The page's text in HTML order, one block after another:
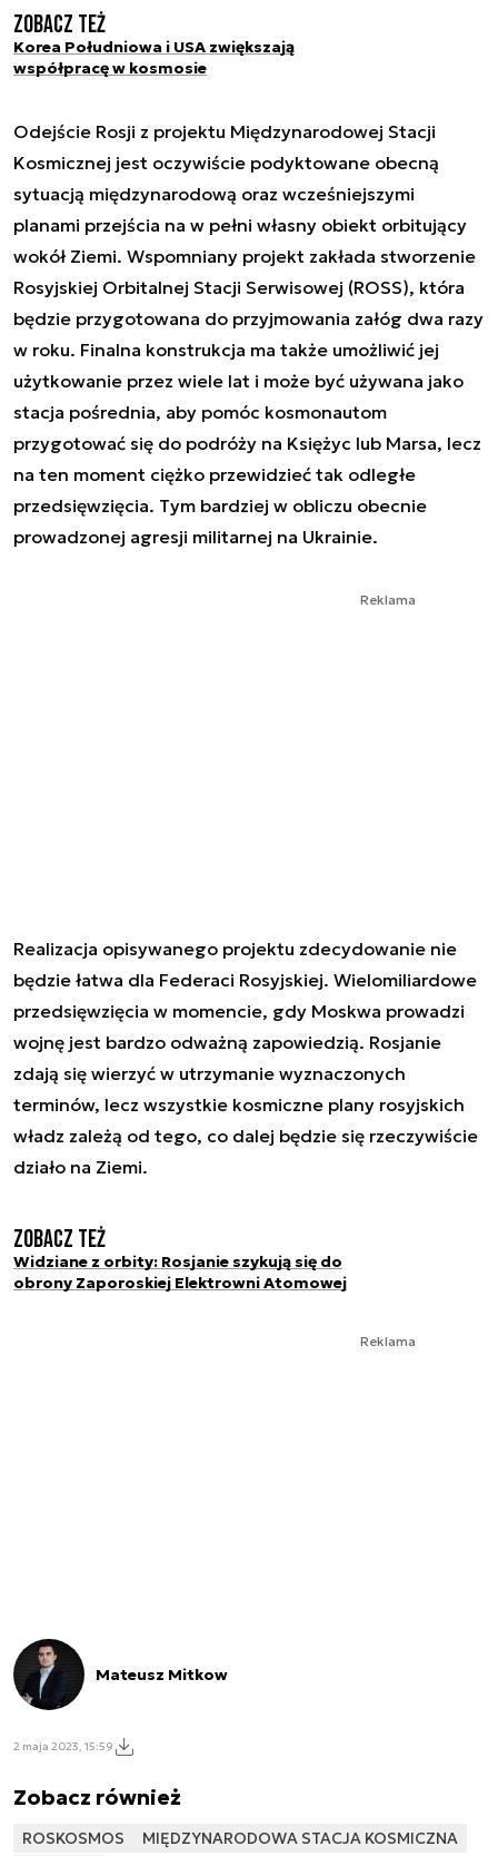
Zobacz też
Korea Południowa i USA zwiększają
współpracę w kosmosie
Odejście Rosji z projektu Międzynarodowej Stacji
Kosmicznej jest oczywiście podyktowane obecną
sytuacją międzynarodową oraz wcześniejszymi
planami przejścia na w pełni własny obiekt orbitujący
wokół Ziemi. Wspomniany projekt zakłada stworzenie
Rosyjskiej Orbitalnej Stacji Serwisowej (ROSS), która
będzie przygotowana do przyjmowania załóg dwa razy
w roku. Finalna konstrukcja ma także umożliwić jej
użytkowanie przez wiele lat i może być używana jako
stacja pośrednia, aby pomóc kosmonautom
przygotować się do podróży na Księżyc lub Marsa, lecz
na ten moment ciężko przewidzieć tak odległe
przedsięwzięcia. Tym bardziej w obliczu obecnie
prowadzonej agresji militarnej na Ukrainie.
Reklama
Realizacja opisywanego projektu zdecydowanie nie
będzie łatwa dla Federaci Rosyjskiej. Wielomiliardowe
przedsięwzięcia w momencie, gdy Moskwa prowadzi
wojnę jest bardzo odważną zapowiedzią. Rosjanie
zdają się wierzyć w utrzymanie wyznaczonych
terminów, lecz wszystkie kosmiczne plany rosyjskich
władz zależą od tego, co dalej będzie się rzeczywiście
działo na Ziemi.
Zobacz też
Widziane z orbity: Rosjanie szykują się do
obrony Zaporoskiej Elektrowni Atomowej
Reklama
Mateusz Mitkow
2 maja 2023, 15:59
Zobacz również
ROSKOSMOS
MIĘDZYNARODOWA STACJA KOSMICZNA